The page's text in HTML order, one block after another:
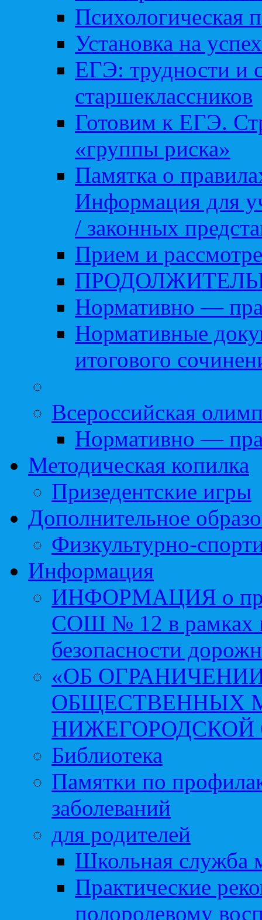
Психологическая
Установка на успех
ЕГЭ: трудности и
старшеклассников
Готовим к ЕГЭ.
«группы риска»
Памятка о
Информация для
/ законных
Прием и
Нормативно —
Нормативные
итогового
Всероссийская
Нормативно —
Методическая копилка
Призедентские игры
Дополнительное
Физкультурно-
Информация
ИНФОРМАЦИЯ о
СОШ № 12 в рамках
безопасности
«ОБ
ОБЩЕСТВЕННЫХ
НИЖЕГОРОДСКОЙ
Библиотека
Памятки по
заболеваний
для родителей
Школьная служба
Практические
полоролевому